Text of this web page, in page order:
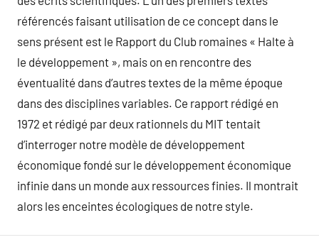
référencés faisant utilisation de ce concept dans le
sens présent est le Rapport du Club romaines « Halte à
le développement », mais on en rencontre des
éventualité dans d’autres textes de la même époque
dans des disciplines variables. Ce rapport rédigé en
1972 et rédigé par deux rationnels du MIT tentait
d’interroger notre modèle de développement
économique fondé sur le développement économique
infinie dans un monde aux ressources finies. Il montrait
alors les enceintes écologiques de notre style.